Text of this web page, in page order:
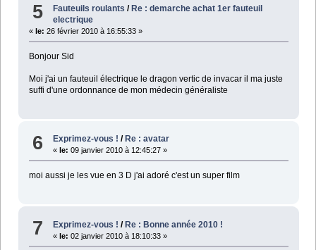
5 Fauteuils roulants /Re : demarche achat 1er fauteuil
electrique
« le: 26 février 2010 à 16:55:33 »
Bonjour Sid
Moi j'ai un fauteuil électrique le dragon vertic de invacar il ma juste
suffi d'une ordonnance de mon médecin généraliste
6 Exprimez-vous ! / Re : avatar
« le: 09 janvier 2010 à 12:45:27 »
moi aussi je les vue en 3 D j'ai adoré c'est un super film
7 Exprimez-vous ! /Re : Bonne année 2010 !
«le: 02 janvier 2010 à 18:10:33 »